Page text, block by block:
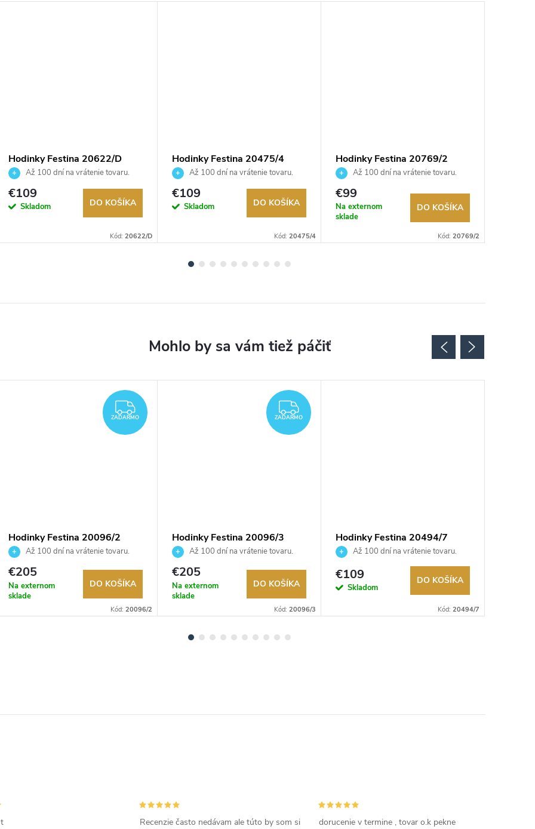
Hodinky Festina 20622/D
Až 100 dní na vrátenie tovaru.
Autorizovaný predajca.
€109
Skladom DO KOŠÍKA
Kód: 20622/D
Hodinky Festina 20475/4
Až 100 dní na vrátenie tovaru.
Autorizovaný predajca.
€109
Skladom DO KOŠÍKA
Kód: 20475/4
Hodinky Festina 20769/2
Až 100 dní na vrátenie tovaru.
Autorizovaný predajca.
€99
Na externom
sklade
DO KOŠÍKA
Kód: 20769/2
ZADARMO
ZADARMO
Hodinky Festina 20096/2
Až 100 dní na vrátenie tovaru.
Autorizovaný predajca.
€205
Na externom
sklade
DO KOŠÍKA
Kód: 20096/2
ZADARMO
ZADARMO
Hodinky Festina 20096/3
Až 100 dní na vrátenie tovaru.
Autorizovaný predajca.
€205
Na externom
sklade
DO KOŠÍKA
Kód: 20096/3
Hodinky Festina 20494/7
Až 100 dní na vrátenie tovaru.
Autorizovaný predajca.
€109
Skladom
DO KOŠÍKA
Kód: 20494/7
Recenzie často nedávam ale túto by som si dorucenie v termine , tovar o.k pekne